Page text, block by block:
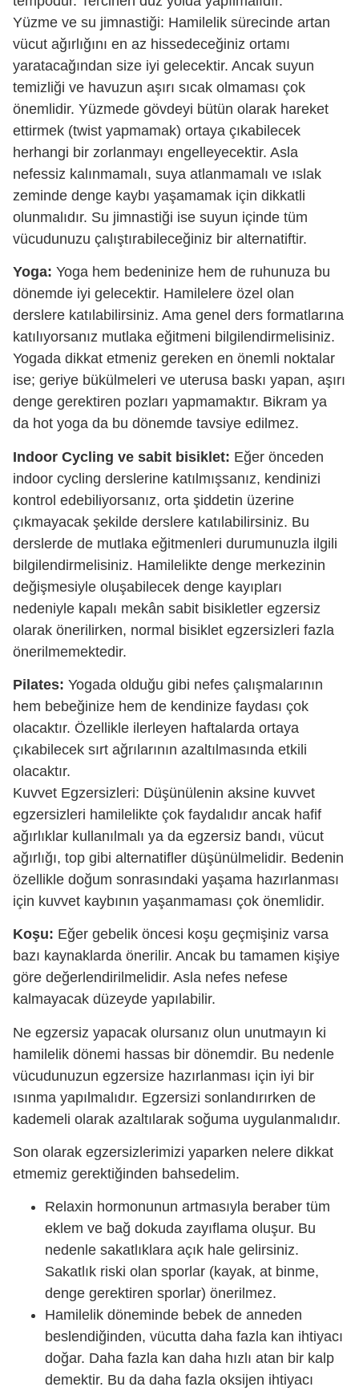
Yüzme ve su jimnastiği: Hamilelik sürecinde artan
vücut ağırlığını en az hissedeceğiniz ortamı
yaratacağından size iyi gelecektir. Ancak suyun
temizliği ve havuzun aşırı sıcak olmaması çok
önemlidir. Yüzmede gövdeyi bütün olarak hareket
ettirmek (twist yapmamak) ortaya çıkabilecek
herhangi bir zorlanmayı engelleyecektir. Asla
nefessiz kalınmamalı, suya atlanmamalı ve ıslak
zeminde denge kaybı yaşamamak için dikkatli
olunmalıdır. Su jimnastiği ise suyun içinde tüm
vücudunuzu çalıştırabileceğiniz bir alternatiftir.
Yoga: Yoga hem bedeninize hem de ruhunuza bu
dönemde iyi gelecektir. Hamilelere özel olan
derslere katılabilirsiniz. Ama genel ders formatlarına
katılıyorsanız mutlaka eğitmeni bilgilendirmelisiniz.
Yogada dikkat etmeniz gereken en önemli noktalar
ise; geriye bükülmeleri ve uterusa baskı yapan, aşırı
denge gerektiren pozları yapmamaktır. Bikram ya
da hot yoga da bu dönemde tavsiye edilmez.
Indoor Cycling ve sabit bisiklet: Eğer önceden
indoor cycling derslerine katılmışsanız, kendinizi
kontrol edebiliyorsanız, orta şiddetin üzerine
çıkmayacak şekilde derslere katılabilirsiniz. Bu
derslerde de mutlaka eğitmenleri durumunuzla ilgili
bilgilendirmelisiniz. Hamilelikte denge merkezinin
değişmesiyle oluşabilecek denge kayıpları
nedeniyle kapalı mekân sabit bisikletler egzersiz
olarak önerilirken, normal bisiklet egzersizleri fazla
önerilmemektedir.
Pilates: Yogada olduğu gibi nefes çalışmalarının
hem bebeğinize hem de kendinize faydası çok
olacaktır. Özellikle ilerleyen haftalarda ortaya
çıkabilecek sırt ağrılarının azaltılmasında etkili
olacaktır.
Kuvvet Egzersizleri: Düşünülenin aksine kuvvet
egzersizleri hamilelikte çok faydalıdır ancak hafif
ağırlıklar kullanılmalı ya da egzersiz bandı, vücut
ağırlığı, top gibi alternatifler düşünülmelidir. Bedenin
özellikle doğum sonrasındaki yaşama hazırlanması
için kuvvet kaybının yaşanmaması çok önemlidir.
Koşu: Eğer gebelik öncesi koşu geçmişiniz varsa
bazı kaynaklarda önerilir. Ancak bu tamamen kişiye
göre değerlendirilmelidir. Asla nefes nefese
kalmayacak düzeyde yapılabilir.
Ne egzersiz yapacak olursanız olun unutmayın ki
hamilelik dönemi hassas bir dönemdir. Bu nedenle
vücudunuzun egzersize hazırlanması için iyi bir
ısınma yapılmalıdır. Egzersizi sonlandırırken de
kademeli olarak azaltılarak soğuma uygulanmalıdır.
Son olarak egzersizlerimizi yaparken nelere dikkat
etmemiz gerektiğinden bahsedelim.
Relaxin hormonunun artmasıyla beraber tüm
eklem ve bağ dokuda zayıflama oluşur. Bu
nedenle sakatlıklara açık hale gelirsiniz.
Sakatlık riski olan sporlar (kayak, at binme,
denge gerektiren sporlar) önerilmez.
Hamilelik döneminde bebek de anneden
beslendiğinden, vücutta daha fazla kan ihtiyacı
doğar. Daha fazla kan daha hızlı atan bir kalp
demektir. Bu da daha fazla oksijen ihtiyacı